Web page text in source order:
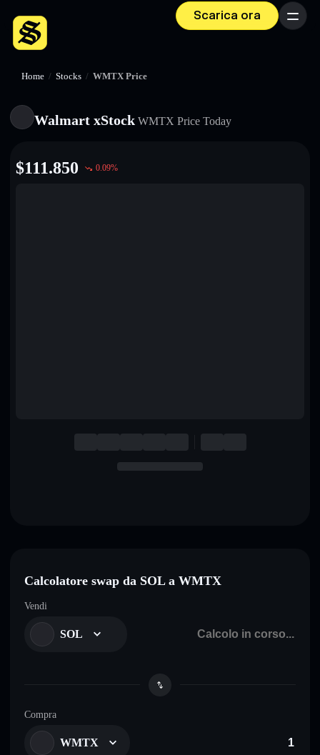
Scarica ora Menu
Home / Stocks / WMTX Price
Walmart xStock WMTX Price Today
$111.850 0.09%
Calcolatore swap da SOL a WMTX
Vendi
SOL
Compra
WMTX